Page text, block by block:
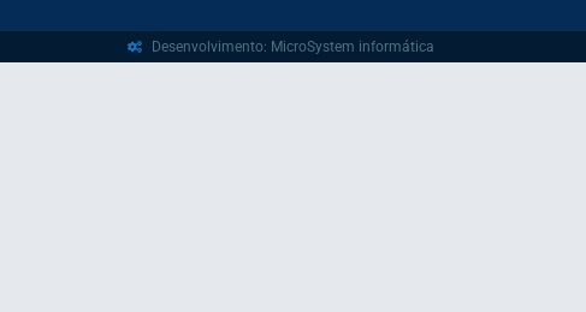
Desenvolvimento: MicroSystem informática